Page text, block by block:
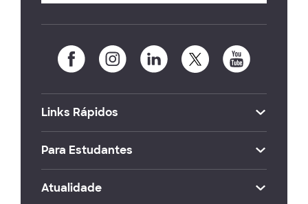
Links Rápidos
Para Estudantes
Atualidade